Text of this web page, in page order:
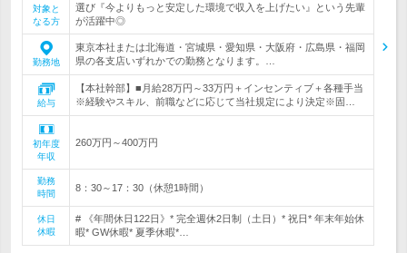
対象と
なる方
選び『今よりもっと安定した環境で収入を上げたい』という先輩
が活躍中◎
勤務地
東京本社または北海道・宮城県・愛知県・大阪府・広島県・福岡
県の各支店いずれかでの勤務となります。…
給与
【本社幹部】■月給28万円～33万円＋インセンティブ＋各種手当
※経験やスキル、前職などに応じて当社規定により決定※固…
初年度
年収
260万円～400万円
勤務
時間
8：30～17：30（休憩1時間）
休日
休暇
# 《年間休日122日》* 完全週休2日制（土日）* 祝日* 年末年始休
暇* GW休暇* 夏季休暇*…